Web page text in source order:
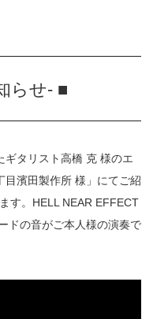
らせ- ■
タリスト高橋 克 様のエ
目濱田製作所 様」にてご紹
す。HELL NEAR EFFECT
ドの音がご本人様の演奏で